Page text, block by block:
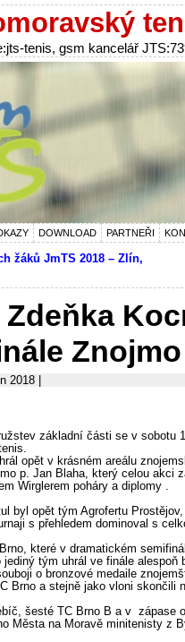
tenis, gsm kancelář
DOWNLOAD PARTNEŘI
žáků JmTS 2018 – Zlín,
Zdeňka
Znojmo
2018 |
základní části se v sobotu
opětv krásném areálu
p. Jan Blaha, který celou akci
Wirglerem poháry a diplomy .
byl opět tým Agrofertu
s přehledem dominoval s
, kterév dramatickém
jediný tým uhrál ve finále alespoň
o bronzové medaile
Brno a stejně jako vloni skončili
, šesté TC Brno B a v zápase
Města na Moravě minitenisty z